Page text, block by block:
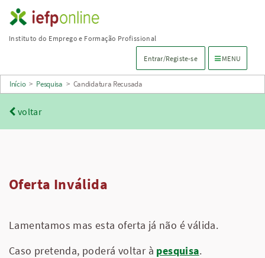
Saltar
para
principal
Instituto do Emprego e Formação Profissional
Entrar/Registe-se Menu de
MENU
Início > Pesquisa > Candidatura Recusada
voltar
Oferta Inválida
Lamentamos mas esta oferta já não é válida.
Caso pretenda, poderá voltar à pesquisa.